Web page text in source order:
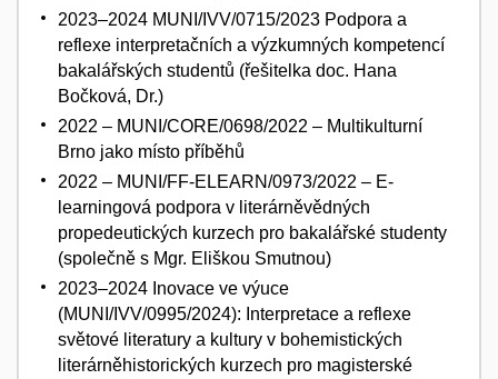
2023–2024 MUNI/IVV/0715/2023 Podpora a
reflexe interpretačních a výzkumných kompetencí
bakalářských studentů (řešitelka doc. Hana
Bočková, Dr.)
2022 – MUNI/CORE/0698/2022 – Multikulturní
Brno jako místo příběhů
2022 – MUNI/FF-ELEARN/0973/2022 – E-
learningová podpora v literárněvědných
propedeutických kurzech pro bakalářské studenty
(společně s Mgr. Eliškou Smutnou)
2023–2024 Inovace ve výuce
(MUNI/IVV/0995/2024): Interpretace a reflexe
světové literatury a kultury v bohemistických
literárněhistorických kurzech pro magisterské